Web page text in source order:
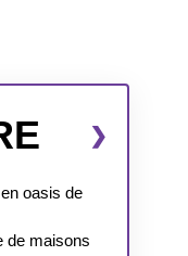
oasis de
de maisons